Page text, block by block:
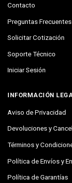
Contacto
Preguntas Frecuentes
Solicitar Cotización
Soporte Técnico
Iniciar Sesión
INFORMACIÓN
Aviso de Privacidad
Devoluciones y
Términos y
Política de Envíos y
Política de Garantías